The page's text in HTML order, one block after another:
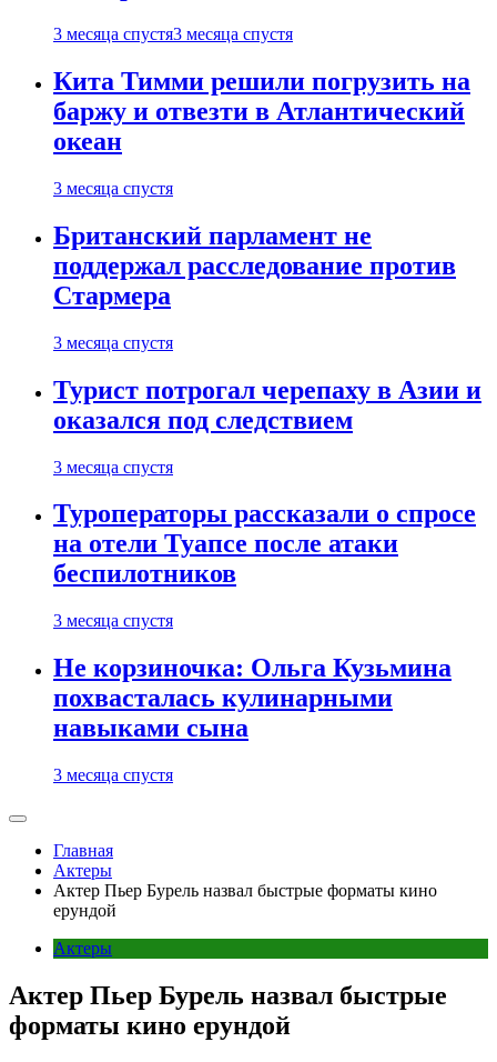
3 месяца спустя3 месяца спустя
Кита Тимми решили погрузить на
баржу и отвезти в Атлантический
океан
3 месяца спустя
Британский парламент не
поддержал расследование против
Стармера
3 месяца спустя
Турист потрогал черепаху в Азии и
оказался под следствием
3 месяца спустя
Туроператоры рассказали о спросе
на отели Туапсе после атаки
беспилотников
3 месяца спустя
Не корзиночка: Ольга Кузьмина
похвасталась кулинарными
навыками сына
3 месяца спустя
Главная
Актеры
Актер Пьер Бурель назвал быстрые форматы кино
ерундой
Актеры
Актер Пьер Бурель назвал быстрые
форматы кино ерундой